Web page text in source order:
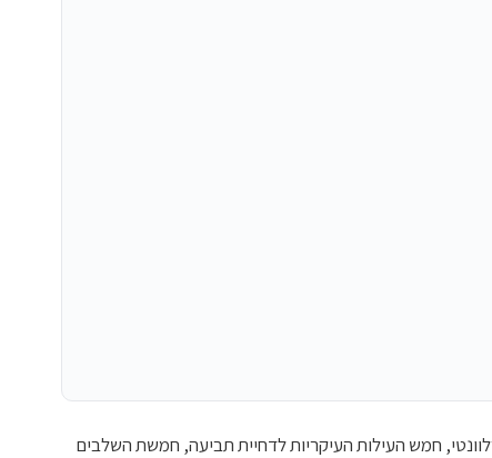
חמש העילות העיקריות לדחיית תביעה, חמשת השלבים